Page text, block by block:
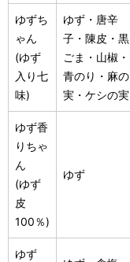
ゆずち
ゃん
(ゆず
入り七
味)
ゆず・唐辛
子・陳皮・黒
ごま・山椒・
青のり・麻の
実・ケシの実
ゆず香
りちゃ
ん
(ゆず
皮
100％)
ゆず
ゆず